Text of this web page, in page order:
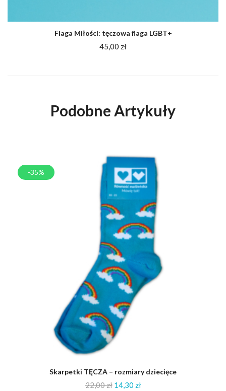
Flaga Miłości: tęczowa flaga LGBT+
45,00 zł
Podobne Artykuły
-35%
Skarpetki TĘCZA – rozmiary dziecięce
22,00zł 14,30 zł